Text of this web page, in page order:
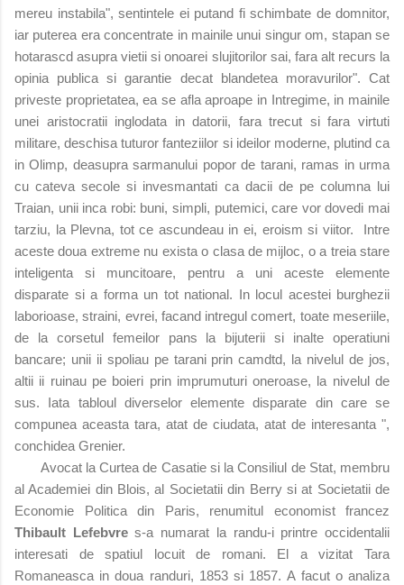
mereu instabila", sentintele ei putand fi schimbate de domnitor,
iar puterea era concentrate in mainile unui singur om, stapan se
hotarascd asupra vietii si onoarei slujitorilor sai, fara alt recurs la
opinia publica si garantie decat blandetea moravurilor". Cat
priveste proprietatea, ea se afla aproape in Intregime, in mainile
unei aristocratii inglodata in datorii, fara trecut si fara virtuti
militare, deschisa tuturor fanteziilor si ideilor moderne, plutind ca
in Olimp, deasupra sarmanului popor de tarani, ramas in urma
cu cateva secole si invesmantati ca dacii de pe columna lui
Traian, unii inca robi: buni, simpli, putemici, care vor dovedi mai
tarziu, la Plevna, tot ce ascundeau in ei, eroism si viitor. Intre
aceste doua extreme nu exista o clasa de mijloc, o a treia stare
inteligenta si muncitoare, pentru a uni aceste elemente
disparate si a forma un tot national. In locul acestei burghezii
laborioase, straini, evrei, facand intregul comert, toate meseriile,
de la corsetul femeilor pans la bijuterii si inalte operatiuni
bancare; unii ii spoliau pe tarani prin camdtd, la nivelul de jos,
altii ii ruinau pe boieri prin imprumuturi oneroase, la nivelul de
sus. Iata tabloul diverselor elemente disparate din care se
compunea aceasta tara, atat de ciudata, atat de interesanta ",
conchidea Grenier.
Avocat la Curtea de Casatie si la Consiliul de Stat, membru
al Academiei din Blois, al Societatii din Berry si at Societatii de
Economie Politica din Paris, renumitul economist francez
Thibault Lefebvres-a numarat la randu-i printre occidentalii
interesati de spatiul locuit de romani. El a vizitat Tara
Romaneasca in doua randuri, 1853 si 1857. A facut o analiza